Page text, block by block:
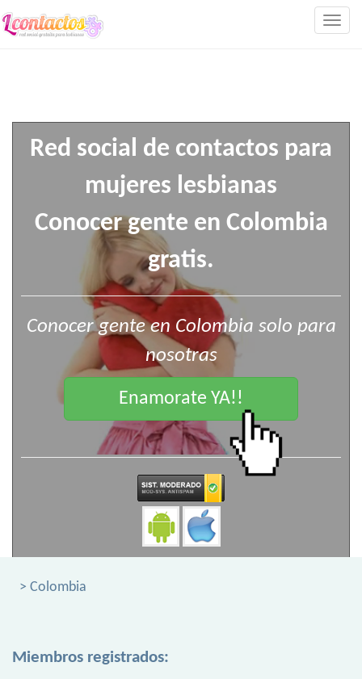
Red social de contactos para
mujeres lesbianas
Conocer gente en Colombia
gratis.
Conocer gente en Colombia solo para
nosotras
Enamorate YA!!
> Colombia
Miembros registrados: